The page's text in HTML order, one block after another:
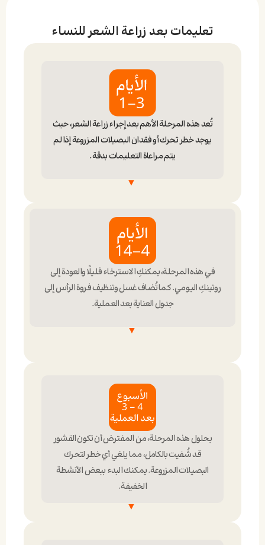
تعليمات بعد زراعة الشعر للنساء
تُعد هذه المرحلة الأهم بعد إجراء زراعة الشعر، حيث
يوجد خطر تحرك أو فقدان البصيلات المزروعة إذا لم
يتم مراعاة التعليمات بدقة.
تجنبي لمس البصيلات
تجنبي لمس أو خدش المنطقة المزروعة لمنع
تحرك البصيلات أو فقدانها.
وضعية النوم
يجب النوم برأس مرفوع لتقليل التورم.
تجنبي الأنشطة البدنية الشاقة
ابتعدي عن الأنشطة البدنية المجهدة لتجنب زيادة
في هذه المرحلة، يمكنكِ الاسترخاء قليلًا والعودة إلى
روتينكِ اليومي. كما تُضاف غسل وتنظيف فروة الرأس إلى
جدول العناية بعد العملية.
الغسل بلطف
ابدئي بغسل شعرك بلطف باستخدام شامبو خفيف وفق
تعليمات طبيبك.
تجنب التعرض المباشر للشمس
احمي فروة رأسك من أشعة الشمس المباشرة؛ ومن
الأفضل ارتداء قبعة فضفاضة.
لا تخدشي القشور
تجنبي لمس القشور على فروة الرأس؛ دعيها تتساقط
طبيعيًا دون تدخل.
بحلول هذه المرحلة، من المفترض أن تكون القشور
قد شُفيت بالكامل، مما يلغي أي خطر لتحرك
البصيلات المزروعة. يمكنك البدء ببعض الأنشطة
الخفيفة.